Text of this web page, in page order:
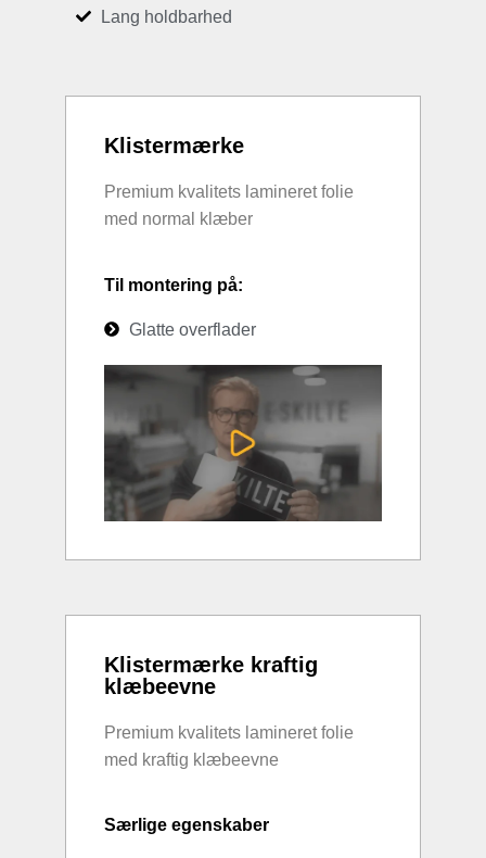
Lang holdbarhed
Klistermærke
Premium kvalitets lamineret folie
med normal klæber
Til montering på:
Glatte overflader
Klistermærke kraftig
klæbeevne
Premium kvalitets lamineret folie
med kraftig klæbeevne
Særlige egenskaber